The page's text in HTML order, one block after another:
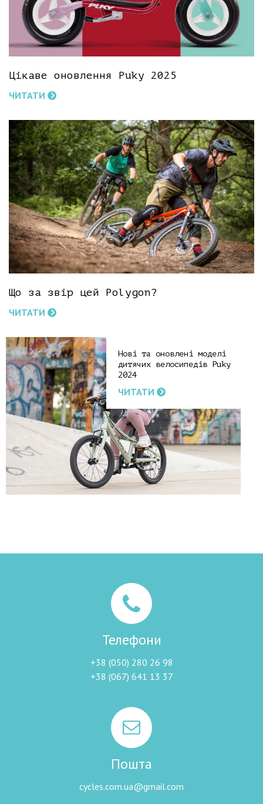
Цікаве оновлення Puky 2025
ЧИТАТИ
Що за звір цей Polygon?
ЧИТАТИ
Нові та оновлені моделі
дитячих велосипедів Puky
2024
ЧИТАТИ
Телефони
+38 (050) 280 26 98
+38 (067) 641 13 37
Пошта
cycles.com.ua@gmail.com